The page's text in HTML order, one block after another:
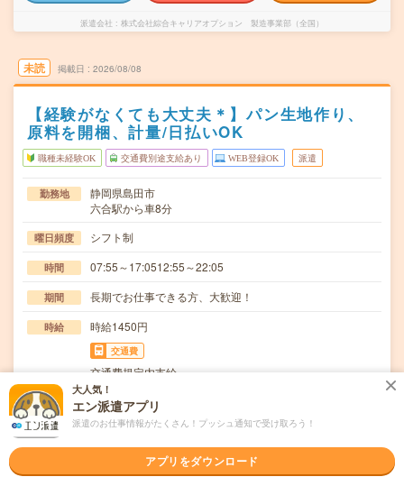
派遣会社 株式会社綜合キャリアオプション 製造事業部（全国）
未読 掲載日 2026/08/08
【経験がなくても大丈夫＊】パン生地作り、
原料を開梱、計量/日払いOK
職種未経験OK 交通費別途支給あり WEB登録OK 派遣
勤務地
静岡県島田市
六合駅から車8分
曜日頻度 シフト制
時間 07:55～17:0512:55～22:05
期間 長期でお仕事できる方、大歓迎！
時給 時給1450円
交通費
交通費規定内支給
仕事内容
生地の原料を開梱、原料の計量、原料をミキサー機械へ投
入し機械操作、運搬の作業です。【取扱製品情報】主…
応募資格
職種未経験OK / ブランクOK / 英語力不要
◆未経験OK！〇まずは事前登録だけでもOK！履歴書不要
で気軽にオンライン登録★氏名・職種などを入力す…
大人気！
エン派遣アプリ
派遣のお仕事情報がたくさん！プッシュ通知で受け取ろう！
アプリをダウンロード